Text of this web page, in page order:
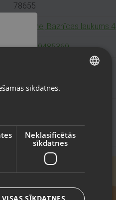
78655
Smiltene, Baznīcas laukums 4
+371 29485369
Jauns (Garantija 24 mēneši)
-
sīkdatnes.
Neklasificētās
sīkdatnes
SĪKDATNES